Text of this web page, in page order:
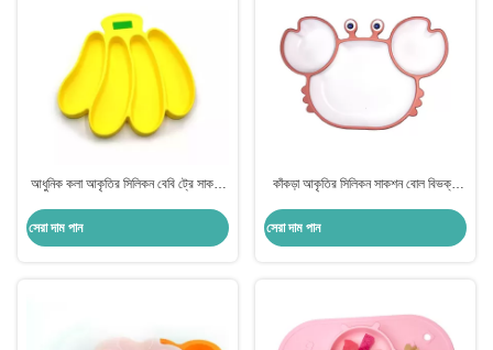
আধুনিক কলা আকৃতির সিলিকন বেবি ট্রে সাকশন
সেরা দাম পান
কাঁকড়া আকৃতির সিলিকন সাকশন বোল বিভক্ত
সেরা দাম পান